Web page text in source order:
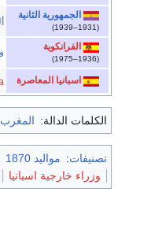
الجمهورية الثانية
(1931–1939)
الفرانكوية
(1936–1975)
اسبانيا المعاصرة
الكلمات الدالة: المغرب
تصنيفات: مواليد 1870
وزراء خارجية اسبانيا